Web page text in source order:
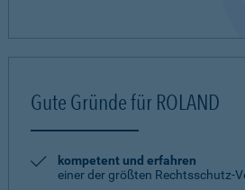
Gute Gründe für ROLAND
kompetent und erfahren
einer der größten Rechtsschutz-